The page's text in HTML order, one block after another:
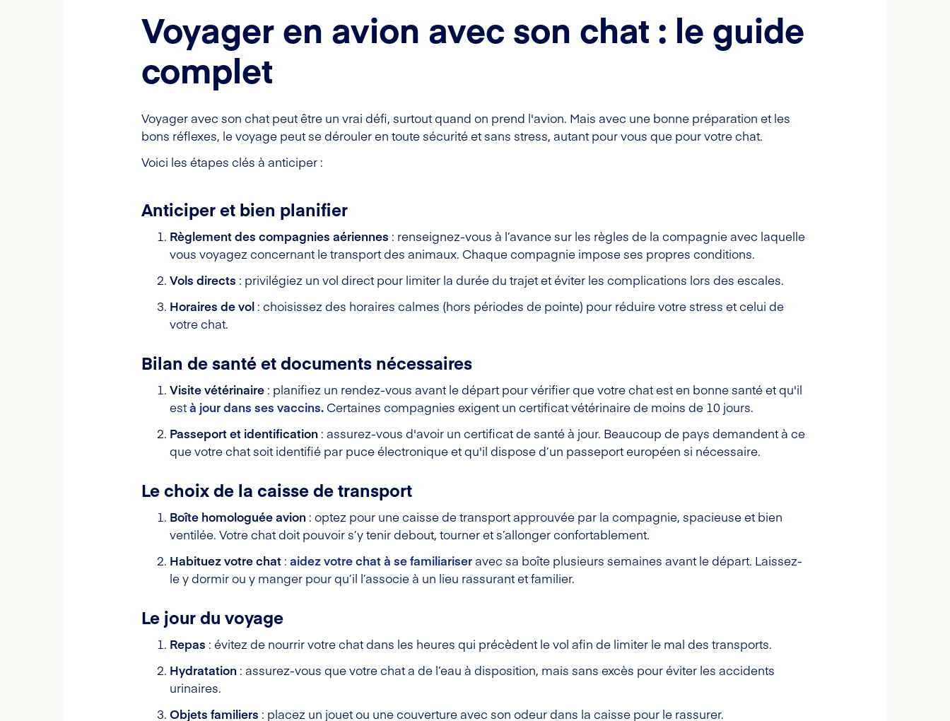
Voyager en avion avec son chat : le guide
complet
Voyager avec son chat peut être un vrai défi, surtout quand on prend l'avion. Mais avec une bonne préparation et les
bons réflexes, le voyage peut se dérouler en toute sécurité et sans stress, autant pour vous que pour votre chat.
Voici les étapes clés à anticiper :
Anticiper et bien planifier
Règlement des compagnies aériennes : renseignez-vous à l’avance sur les règles de la compagnie avec laquelle
vous voyagez concernant le transport des animaux. Chaque compagnie impose ses propres conditions.
Vols directs : privilégiez un vol direct pour limiter la durée du trajet et éviter les complications lors des escales.
Horaires de vol : choisissez des horaires calmes (hors périodes de pointe) pour réduire votre stress et celui de
votre chat.
Bilan de santé et documents nécessaires
Visite vétérinaire : planifiez un rendez-vous avant le départ pour vérifier que votre chat est en bonne santé et qu'il
està jour dans ses vaccins. Certaines compagnies exigent un certificat vétérinaire de moins de 10 jours.
Passeport et identification : assurez-vous d'avoir un certificat de santé à jour. Beaucoup de pays demandent à ce
que votre chat soit identifié par puce électronique et qu'il dispose d’un passeport européen si nécessaire.
Le choix de la caisse de transport
Boîte homologuée avion : optez pour une caisse de transport approuvée par la compagnie, spacieuse et bien
ventilée. Votre chat doit pouvoir s’y tenir debout, tourner et s’allonger confortablement.
Habituez votre chat : aidez votre chat à se familiariser avec sa boîte plusieurs semaines avant le départ. Laissez-
le y dormir ou y manger pour qu’il l’associe à un lieu rassurant et familier.
Le jour du voyage
Repas : évitez de nourrir votre chat dans les heures qui précèdent le vol afin de limiter le mal des transports.
Hydratation : assurez-vous que votre chat a de l’eau à disposition, mais sans excès pour éviter les accidents
urinaires.
Objets familiers : placez un jouet ou une couverture avec son odeur dans la caisse pour le rassurer.